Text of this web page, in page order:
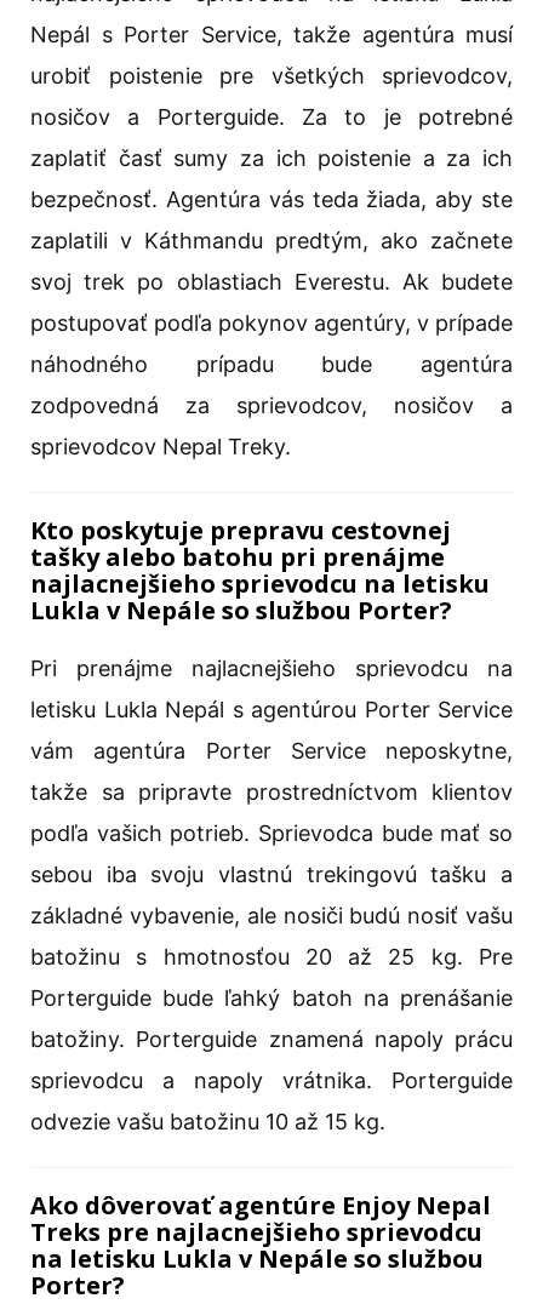
Nepál s Porter Service, takže agentúra musí
urobiť poistenie pre všetkých sprievodcov,
nosičov a Porterguide. Za to je potrebné
zaplatiť časť sumy za ich poistenie a za ich
bezpečnosť. Agentúra vás teda žiada, aby ste
zaplatili v Káthmandu predtým, ako začnete
svoj trek po oblastiach Everestu. Ak budete
postupovať podľa pokynov agentúry, v prípade
náhodného prípadu bude agentúra
zodpovedná za sprievodcov, nosičov a
sprievodcov Nepal Treky.
Kto poskytuje prepravu cestovnej
tašky alebo batohu pri prenájme
najlacnejšieho sprievodcu na letisku
Lukla v Nepále so službou Porter?
Pri prenájme najlacnejšieho sprievodcu na
letisku Lukla Nepál s agentúrou Porter Service
vám agentúra Porter Service neposkytne,
takže sa pripravte prostredníctvom klientov
podľa vašich potrieb. Sprievodca bude mať so
sebou iba svoju vlastnú trekingovú tašku a
základné vybavenie, ale nosiči budú nosiť vašu
batožinu s hmotnosťou 20 až 25 kg. Pre
Porterguide bude ľahký batoh na prenášanie
batožiny. Porterguide znamená napoly prácu
sprievodcu a napoly vrátnika. Porterguide
odvezie vašu batožinu 10 až 15 kg.
Ako dôverovať agentúre Enjoy Nepal
Treks pre najlacnejšieho sprievodcu
na letisku Lukla v Nepále so službou
Porter?